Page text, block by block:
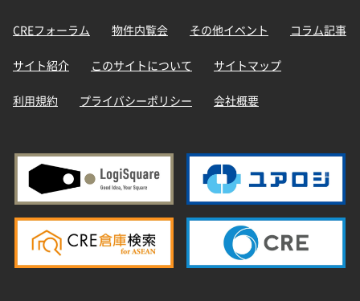
CREフォーラム 物件内覧会 その他イベント コラム記事
サイト紹介 このサイトについて サイトマップ
利用規約 プライバシーポリシー 会社概要